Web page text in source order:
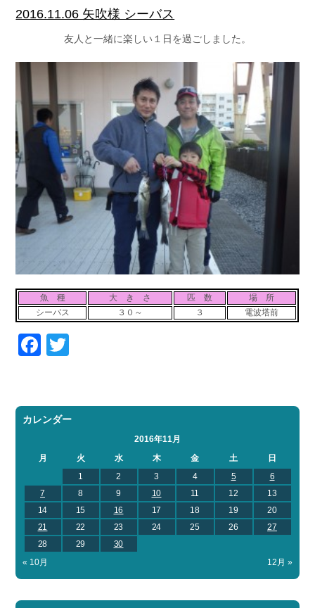
2016.11.06 矢吹様 シーバス
友人と一緒に楽しい１日を過ごしました。
魚 種 大 き さ 匹 数
場 所
シーバス
３０～ ３ 電波塔前
Facebook
カレンダー
2016年11月
月
火 水 木 金 土
日
1
2 3 4 5
6
7
8 9 10 11 12
13
14
15 16 17 18 19
20
21
22 23 24 25 26
27
28
29
30
« 10月
12月 »